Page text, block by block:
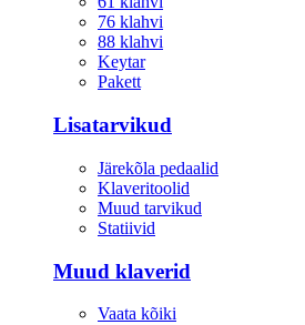
76 klahvi
88 klahvi
Keytar
Pakett
Lisatarvikud
Järekõla pedaalid
Klaveritoolid
Muud tarvikud
Statiivid
Muud klaverid
Vaata kõiki